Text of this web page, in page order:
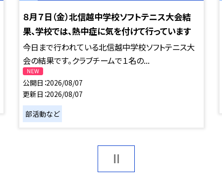
８月７日（金）北信越中学校ソフトテニス大会結
果、学校では、熱中症に気を付けて行っています
今日まで行われている北信越中学校ソフトテニス大
会の結果です。クラブチームで１名の...
公開日 2026/08/07
更新日 2026/08/07
部活動など